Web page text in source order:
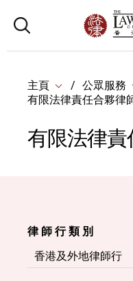
主頁 公眾服務
有限法律責任合夥律
有限法律
律 師 行 類 別